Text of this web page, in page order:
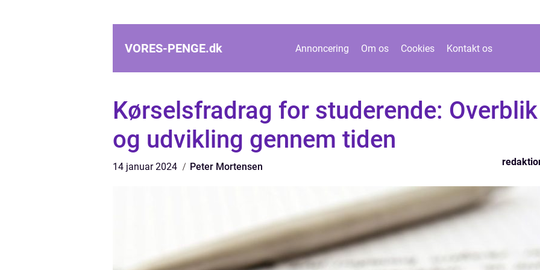
VORES-PENGE.dk Annoncering Om os Cookies Kontakt os
Kørselsfradrag for studerende: Overblik
og udvikling gennem tiden
14 januar 2024 Peter Mortensen